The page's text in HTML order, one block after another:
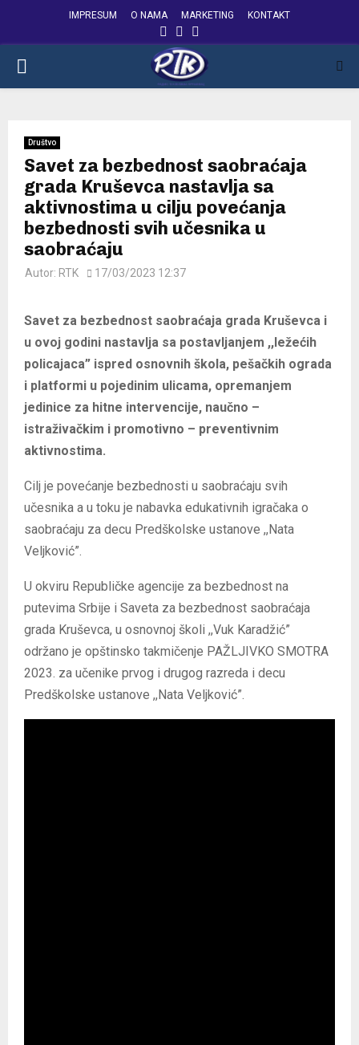
IMPRESUM O NAMA MARKETING KONTAKT
FACEBOOK
INSTAGRAM
PRIMARY
Društvo
Savet za bezbednost saobraćaja
grada Kruševca nastavlja sa
aktivnostima u cilju povećanja
bezbednosti svih učesnika u
saobraćaju
Autor: RTK 17/03/2023 12:37
Savet za bezbednost saobraćaja grada Kruševca i
u ovoj godini nastavlja sa postavljanjem ,,ležećih
policajaca” ispred osnovnih škola, pešačkih ograda
i platformi u pojedinim ulicama, opremanjem
jedinice za hitne intervencije, naučno –
istraživačkim i promotivno – preventivnim
aktivnostima.
Cilj je povećanje bezbednosti u saobraćaju svih
učesnika a u toku je nabavka edukativnih igračaka o
saobraćaju za decu Predškolske ustanove ,,Nata
Veljković”.
U okviru Republičke agencije za bezbednost na
putevima Srbije i Saveta za bezbednost saobraćaja
grada Kruševca, u osnovnoj školi ,,Vuk Karadžić”
održano je opštinsko takmičenje PAŽLJIVKO SMOTRA
2023. za učenike prvog i drugog razreda i decu
Predškolske ustanove ,,Nata Veljković”.